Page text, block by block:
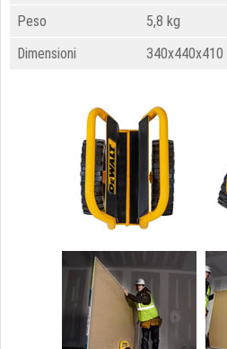
Peso
5,8 kg
Dimensioni
340x440x410